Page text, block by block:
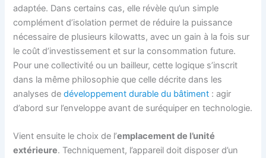
adaptée. Dans certains cas, elle révèle qu’un simple
complément d’isolation permet de réduire la puissance
nécessaire de plusieurs kilowatts, avec un gain à la fois sur
le coût d’investissement et sur la consommation future.
Pour une collectivité ou un bailleur, cette logique s’inscrit
dans la même philosophie que celle décrite dans les
analyses dedéveloppement durable du bâtiment : agir
d’abord sur l’enveloppe avant de suréquiper en technologie.
Vient ensuite le choix de l’emplacement de l’unité
extérieure. Techniquement, l’appareil doit disposer d’un